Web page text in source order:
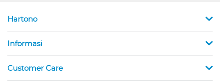
Hartono
Informasi
Customer Care